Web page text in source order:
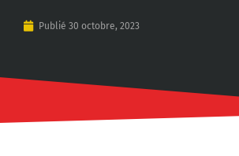
Publié 30 octobre, 2023